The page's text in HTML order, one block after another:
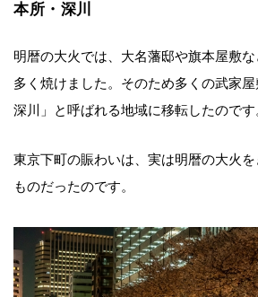
本所・深川
明暦の大火では、大名藩邸や旗本屋敷
多く焼けました。そのため多くの武家屋
深川」と呼ばれる地域に移転したのです
東京下町の賑わいは、実は明暦の大火
ものだったのです。